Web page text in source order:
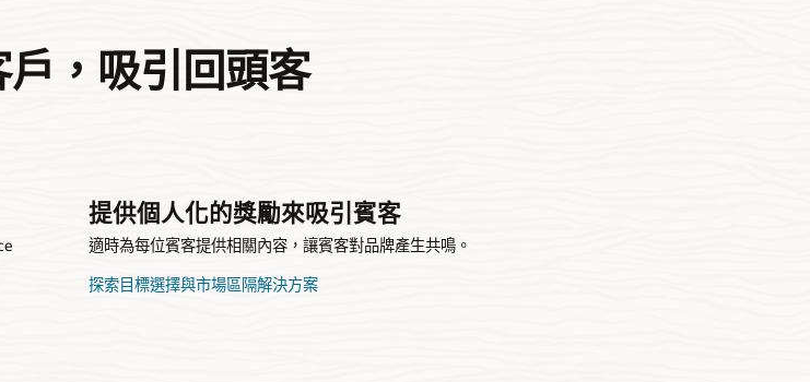
，吸引回頭客
提供個人化的獎勵來吸引賓客
適時為每位賓客提供相關內容，讓賓客對品牌產生共鳴。
探索目標選擇與市場區隔解決方案